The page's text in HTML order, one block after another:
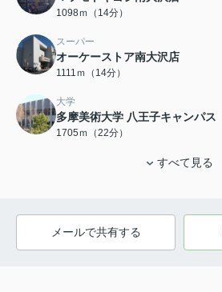
1098ｍ（14分）
スーパー
オーケーストア南大沢店
1111ｍ（14分）
大学
多摩美術大学 八王子キャンパス
1705ｍ（22分）
すべて見る
メールで共有する